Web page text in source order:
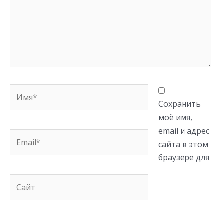
Сохранить
моё имя,
email и адрес
сайта в этом
браузере для